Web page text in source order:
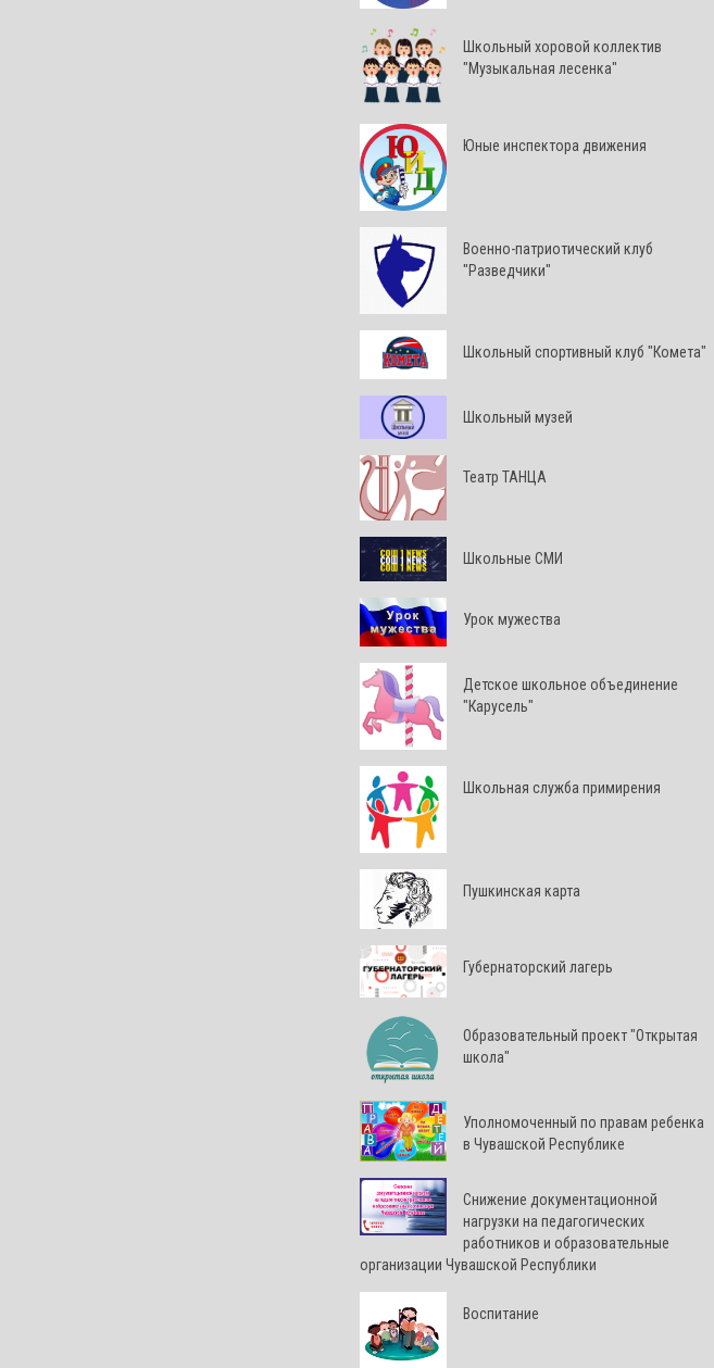
Школьный хоровой коллектив
"Музыкальная лесенка"
Юные инспектора движения
Военно-патриотический клуб
"Разведчики"
Школьный спортивный клуб "Комета"
Школьный музей
Театр ТАНЦА
Школьные СМИ
Урок мужества
Детское школьное объединение
"Карусель"
Школьная служба примирения
Пушкинская карта
Губернаторский лагерь
Образовательный проект "Открытая
школа"
Уполномоченный по правам ребенка
в Чувашской Республике
Снижение документационной
нагрузки на педагогических
работников и образовательные
организации Чувашской Республики
Воспитание